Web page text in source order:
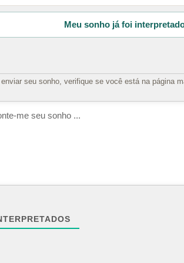
Meu sonho já foi
seu sonho, verifique se você está na página